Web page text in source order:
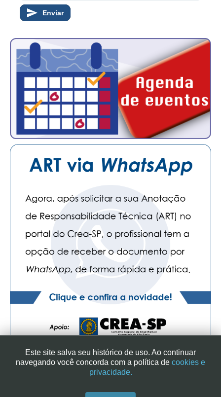
Enviar
SINDICATO DOS ENGENHEIROS NO ESTADO DE SÃO PAULO
|+ 55 (11) 3113-2600
Este site salva seu histórico de uso. Ao continuar
navegando você concorda com a política de cookies e
privacidade.